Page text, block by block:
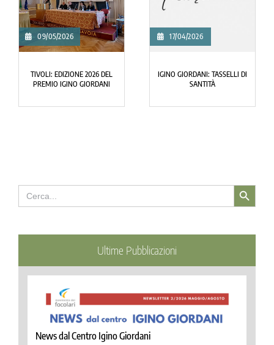
17/04/2026
IGINO GIORDANI: TASSELLI DI
SANTITÀ
04/04/2026
NEWS DAL CENTRO IGINO
GIORDANI
Search
for:
Search Button
Ultime Pubblicazioni
News dal Centro Igino Giordani